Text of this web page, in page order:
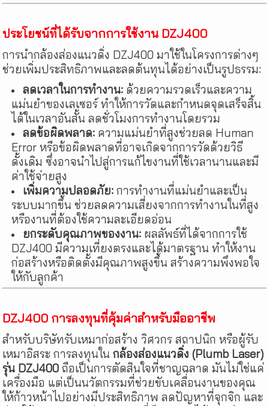
ประโยชน์ที่ได้รับจากการใช้งาน DZJ400
การนำกล้องส่องแนวดิ่ง DZJ400 มาใช้ในโครงการต่างๆ
ช่วยเพิ่มประสิทธิภาพและลดต้นทุนได้อย่างเป็นรูปธรรม:
ลดเวลาในการทำงาน: ด้วยความรวดเร็วและความ
แม่นยำของเลเซอร์ ทำให้การวัดและกำหนดจุดเสร็จสิ้น
ได้ในเวลาอันสั้น ลดชั่วโมงการทำงานโดยรวม
ลดข้อผิดพลาด: ความแม่นยำที่สูงช่วยลด Human
Error หรือข้อผิดพลาดที่อาจเกิดจากการวัดด้วยวิธี
ดั้งเดิม ซึ่งอาจนำไปสู่การแก้ไขงานที่ใช้เวลานานและมี
ค่าใช้จ่ายสูง
เพิ่มความปลอดภัย: การทำงานที่แม่นยำและเป็น
ระบบมากขึ้น ช่วยลดความเสี่ยงจากการทำงานในที่สูง
หรืองานที่ต้องใช้ความละเอียดอ่อน
ยกระดับคุณภาพของงาน: ผลลัพธ์ที่ได้จากการใช้
DZJ400 มีความเที่ยงตรงและได้มาตรฐาน ทำให้งาน
ก่อสร้างหรือติดตั้งมีคุณภาพสูงขึ้น สร้างความพึงพอใจ
ให้กับลูกค้า
DZJ400 การลงทุนที่คุ้มค่าสำหรับมืออาชีพ
สำหรับบริษัทรับเหมาก่อสร้าง วิศวกร สถาปนิก หรือผู้รับ
เหมาอิสระ การลงทุนในกล้องส่องแนวดิ่ง (Plumb Laser)
รุ่น DZJ400 ถือเป็นการตัดสินใจที่ชาญฉลาด มันไม่ใช่แค่
เครื่องมือ แต่เป็นนวัตกรรมที่ช่วยขับเคลื่อนงานของคุณ
ให้ก้าวหน้าไปอย่างมีประสิทธิภาพ ลดปัญหาที่จุกจิก และ